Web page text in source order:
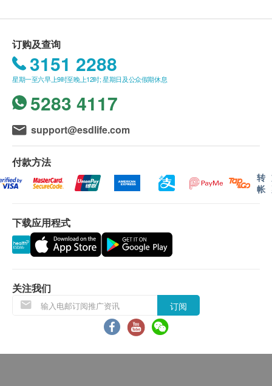
甘油三酯
糖尿
肝功能
谷草转氨酶
谷丙转氨酶
总胆红素
肌酸酐
尿素
钠
甲状腺
游离甲状腺素
血液检查
定中心进行检查)
HK$2,100.0
B超检查
可探测肝癌、肝硬化、脂肪肝、胆石、前列腺肿大、膀胱石、
子宫癌、卵巢癌、卵巢囊肿、子宫肌瘤(纤维瘤)等 (此检查项
HK$2,900.0
胸肺X 光检查
艾滋病抗原及抗体测试
性病筛查
HK$350.0
可帮助诊断子宫癌、卵巢癌、卵巢囊肿、子宫肌瘤(纤维瘤)等
盆腔异常情况。(此检查项目或需另约日期到指定中心进行检
乙型肝炎表面抗原
疫苗注射（不包括新冠疫苗相关计划）：
一般疫苗注射服务计划有效期为6个月，客户必须
于6个月内 (由确认付款日期起计) 接受有关服务，
逾期作废。
此项交易必须经医生评估是否适合进行疫苗注射。
如医生认为不适合注射疫苗，将取消此计划的服
务，全数费用退回（不包括新冠疫苗相关计划）。
疫苗注射均由注册医生/医护人员负责注射程序。
如希望使用长者医疗券进行支付，请在订购前先联络
健康网购，以便我们为您做出相应的安排。
所有健康检查/服务并非作为医务诊断或治疗用
途。当阁下身体健康出现任何疾病征兆时，应立即
咨询有认可资格的医生，作出诊断及治疗。
本服务/产品由商户提供。生活易【健康网购
订购及查询
3151 2288
星期一至六早上9时至晚上12时; 星期日及公众假期休息
5283 4117
support@esdlife.com
付款方法
转
帐
下载应用程式
关注我们
订阅